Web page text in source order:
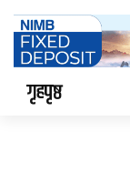
गृहपृष्ठ